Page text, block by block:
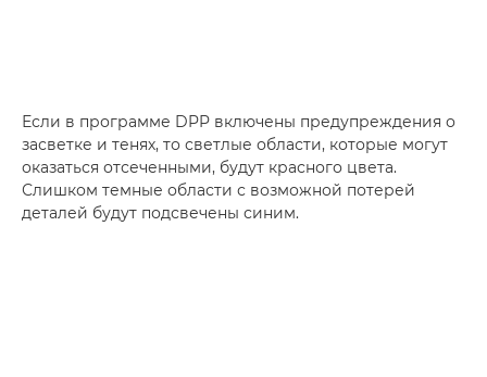
Если в программе DPP включены предупреждения о
засветке и тенях, то светлые области, которые могут
оказаться отсеченными, будут красного цвета.
Слишком темные области с возможной потерей
деталей будут подсвечены синим.